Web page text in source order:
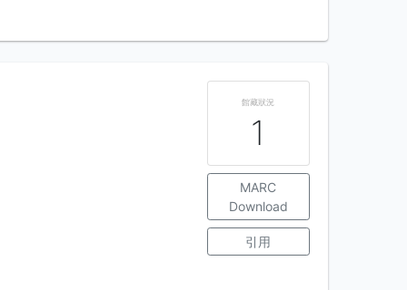
館藏狀況
1
MARC
Download
引用